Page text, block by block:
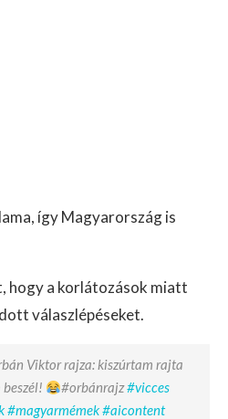
így Magyarország is
hogy a korlátozások miatt
válaszlépéseket.
Viktor rajza: kiszúrtam rajta
#orbánrajz#vicces
#magyarmémek#aicontent